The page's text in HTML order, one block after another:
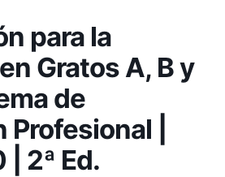
para la
Gratos A, B y
de
|
| 2ª Ed.